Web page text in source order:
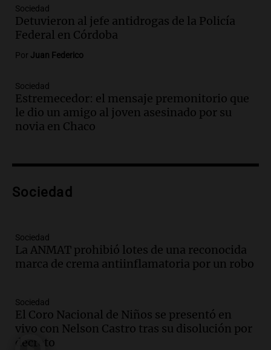
la emotiva entrega del violín a la hija del
histórico limpiavidrios
Juntos
criaderos: "La superpoblación de perros
y gatos es gravísima"
Noticias Rosario
Episodios
negativas por sus redes sociales
Episodios
su hija violinista
La Mesa de Café
Episodios
Córdoba homenajeó a León XIV con una
pizza esculpida con su rostro
Radioinforme 3
Episodios
Sociedad
Detuvieron al jefe antidrogas de la Policía
Federal en Córdoba
Por Juan Federico
Sociedad
Estremecedor: el mensaje premonitorio que
le dio un amigo al joven asesinado por su
novia en Chaco
Sociedad
Sociedad
La ANMAT prohibió lotes de una reconocida
marca de crema antiinflamatoria por un robo
Sociedad
El Coro Nacional de Niños se presentó en
vivo con Nelson Castro tras su disolución por
decreto